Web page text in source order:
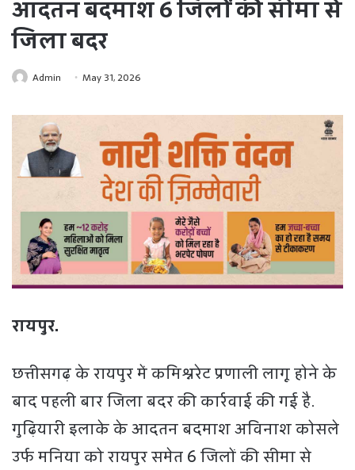
आदतन बदमाश 6 जिलों की सीमा से
जिला बदर
Admin May 31, 2026
रायपुर.
छत्तीसगढ़ के रायपुर में कमिश्नरेट प्रणाली लागू होने के
बाद पहली बार जिला बदर की कार्रवाई की गई है.
गुढ़ियारी इलाके के आदतन बदमाश अविनाश कोसले
उर्फ मनिया को रायपुर समेत 6 जिलों की सीमा से